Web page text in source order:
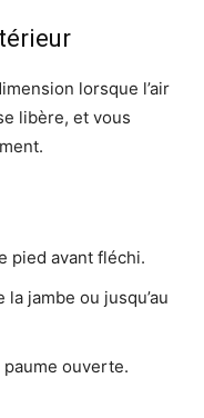
lorsque l’air
libère, et vous
pied avant fléchi.
jambe ou jusqu’au
ouverte.